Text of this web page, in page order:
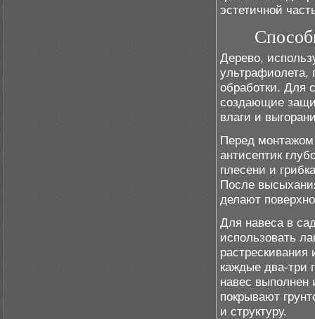
эстетичной
Дерево,
ультрафиолета,
обработки. Для
создающие
влаги и
Перед
антисептик
плесени и
После
делают
Для навеса в
использовать
каждые два-три
навес выполнен
покрывают
и структуру.